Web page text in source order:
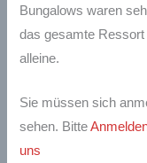
Bungalows waren
das gesamte
alleine.
Sie müssen sich
sehen. Bitte
uns